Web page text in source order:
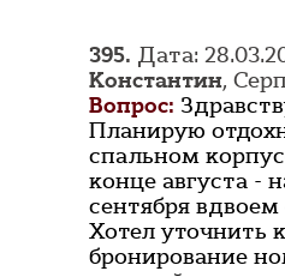
395. Дата:
Константин,
Вопрос:
Планирую
спальном
конце августа -
сентября
Хотел уточнить
бронирование